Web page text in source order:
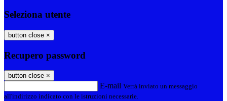
Seleziona utente
button close ×
Recupero password
button close ×
E-mail Verrà inviato un messaggio
all'indirizzo indicato con le istruzioni necessarie.